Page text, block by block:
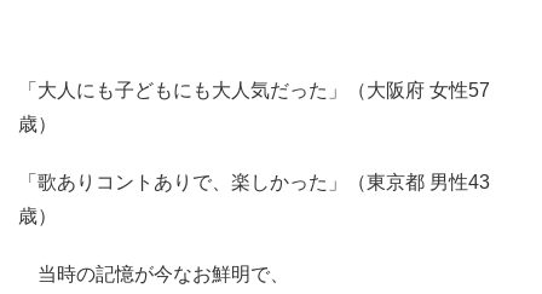
「大人にも子どもにも大人気だった」（大阪府 女性57
歳）
「歌ありコントありで、楽しかった」（東京都 男性43
歳）
当時の記憶が今なお鮮明で、